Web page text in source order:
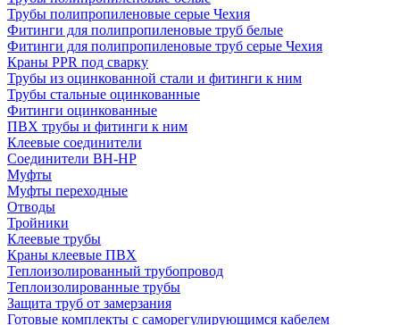
Трубы полипропиленовые серые Чехия
Фитинги для полипропиленовые труб белые
Фитинги для полипропиленовые труб серые Чехия
Краны PPR под сварку
Трубы из оцинкованной стали и фитинги к ним
Трубы стальные оцинкованные
Фитинги оцинкованные
ПВХ трубы и фитинги к ним
Клеевые соединители
Соединители ВН-НР
Муфты
Муфты переходные
Отводы
Тройники
Клеевые трубы
Краны клеевые ПВХ
Теплоизолированный трубопровод
Теплоизолированные трубы
Защита труб от замерзания
Готовые комплекты с саморегулирующимся кабелем